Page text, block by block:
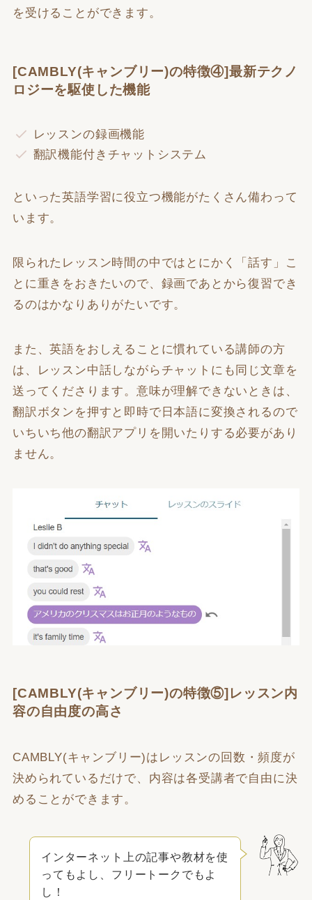
を受けることができます。
[CAMBLY(キャンブリー)の特徴④]最新テクノ
ロジーを駆使した機能
レッスンの録画機能
翻訳機能付きチャットシステム
といった英語学習に役立つ機能がたくさん備わって
います。
限られたレッスン時間の中ではとにかく「話す」こ
とに重きをおきたいので、録画であとから復習でき
るのはかなりありがたいです。
また、英語をおしえることに慣れている講師の方
は、レッスン中話しながらチャットにも同じ文章を
送ってくださります。意味が理解できないときは、
翻訳ボタンを押すと即時で日本語に変換されるので
いちいち他の翻訳アプリを開いたりする必要があり
ません。
[CAMBLY(キャンブリー)の特徴⑤]レッスン内
容の自由度の高さ
CAMBLY(キャンブリー)はレッスンの回数・頻度が
決められているだけで、内容は各受講者で自由に決
めることができます。
インターネット上の記事や教材を使
ってもよし、フリートークでもよ
し！